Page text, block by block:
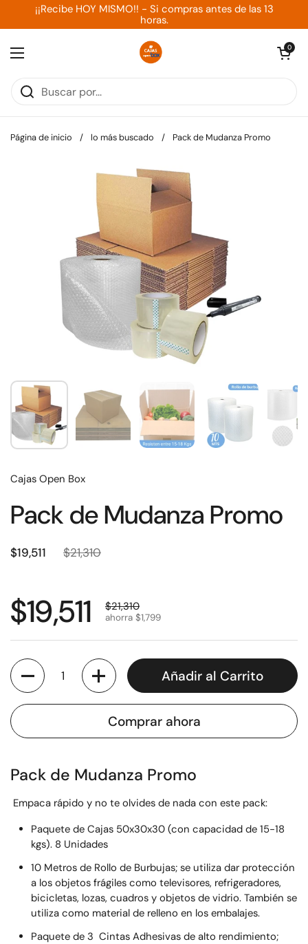
Ir al contenido
¡¡Recibe HOY MISMO!! - Si compras antes de las 13
horas.
Abrir menú
Abrir carrito
0
Página de inicio / lo más buscado / Pack de Mudanza Promo
Cajas Open Box
Pack de Mudanza Promo
$19,511 $21,310
$19,511 $21,310
ahorra $1,799
Cantidad
Añadir al Carrito
Comprar ahora
Pack de Mudanza Promo
Empaca rápido y no te olvides de nada con este pack:
Paquete de Cajas 50x30x30 (con capacidad de 15-18
kgs). 8 Unidades
10 Metros de Rollo de Burbujas; se utiliza dar protección
a los objetos frágiles como televisores, refrigeradores,
bicicletas, lozas, cuadros y objetos de vidrio. También se
utiliza como material de relleno en los embalajes.
Paquete de 3 Cintas Adhesivas de alto rendimiento;